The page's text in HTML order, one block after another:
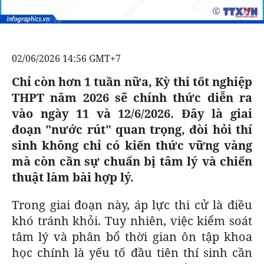
BÁO GIẤY
CỐNG HIẾN
BÙI XUÂN PHÁI
TIỆN ÍCH
LIÊN HỆ QUẢNG CÁO
Hotline: 0981.119.189
Điện thoại: 024.38254756
MẠNG XÃ HỘI
02/06/2026 14:56 GMT+7
Chỉ còn hơn 1 tuần nữa, Kỳ thi tốt nghiệp
THPT năm 2026 sẽ chính thức diễn ra
vào ngày 11 và 12/6/2026. Đây là giai
đoạn "nước rút" quan trọng, đòi hỏi thí
sinh không chỉ có kiến thức vững vàng
mà còn cần sự chuẩn bị tâm lý và chiến
thuật làm bài hợp lý.
Trong giai đoạn này, áp lực thi cử là điều
khó tránh khỏi. Tuy nhiên, việc kiểm soát
tâm lý và phân bổ thời gian ôn tập khoa
học chính là yếu tố đầu tiên thí sinh cần